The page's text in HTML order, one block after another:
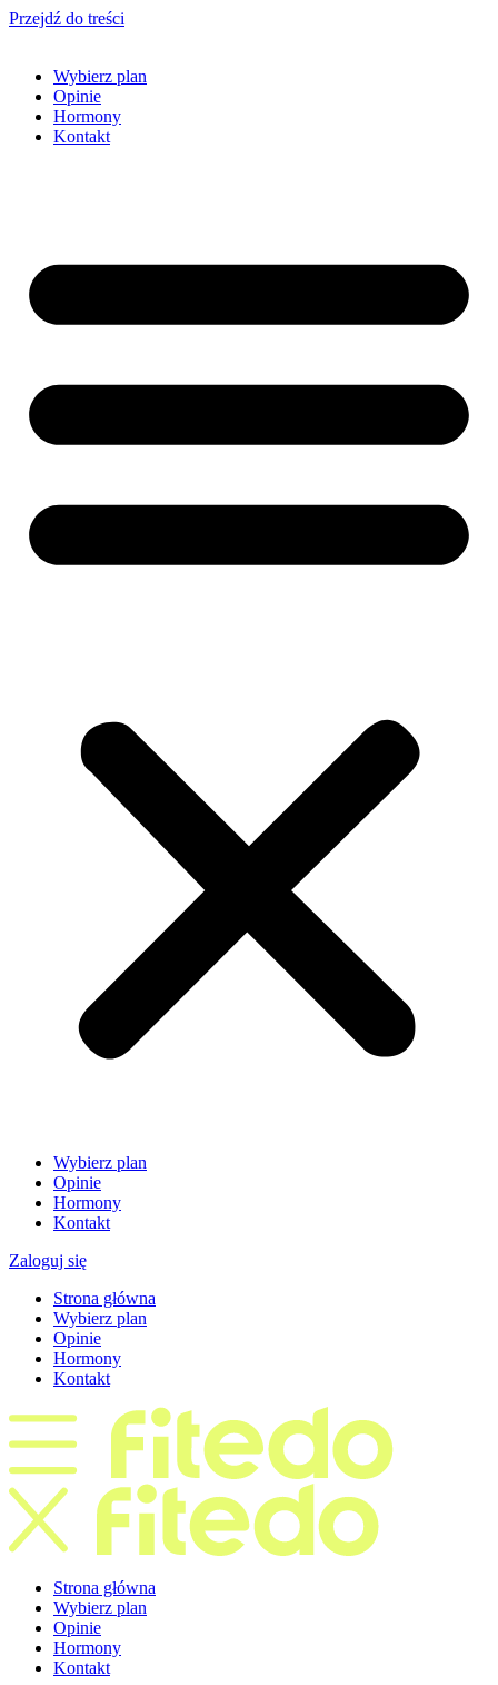
Przejdź do treści
Wybierz plan
Opinie
Hormony
Kontakt
Wybierz plan
Opinie
Hormony
Kontakt
Zaloguj się
Strona główna
Wybierz plan
Opinie
Hormony
Kontakt
Strona główna
Wybierz plan
Opinie
Hormony
Kontakt